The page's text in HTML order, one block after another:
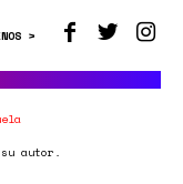
>
autor.